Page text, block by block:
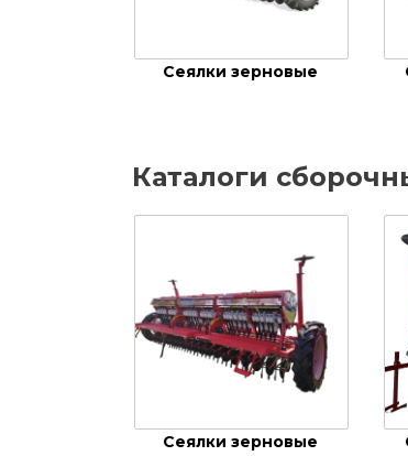
Сеялки зерновые
Каталоги
Сеялки зерновые